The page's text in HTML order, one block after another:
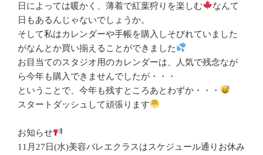
日によっては暖かく、薄着で紅葉狩りを楽しむ
なんて
日もあるんじゃないでしょうか。
そして私はカレンダーや手帳を購入しそびれていました
がなんとか買い揃えることができました
お目当てのスタジオ用のカレンダーは、人気で残念なが
ら今年も購入できませんでしたが・・・
ということで、今年も残すところあとわずか・・・
スタートダッシュして頑張ります
お知らせ
11月27日(水)美容バレエクラスはスケジュール通りお休み